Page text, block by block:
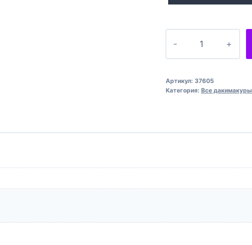
Фарба
Малюнок
Picture
Артикул: 37605
Категория: Все дакимакуры